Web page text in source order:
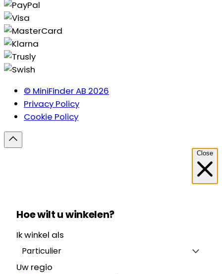
© MiniFinder AB 2026
Privacy Policy
Cookie Policy
Close
Hoe wilt u winkelen?
Ik winkel als
Particulier
Uw regio